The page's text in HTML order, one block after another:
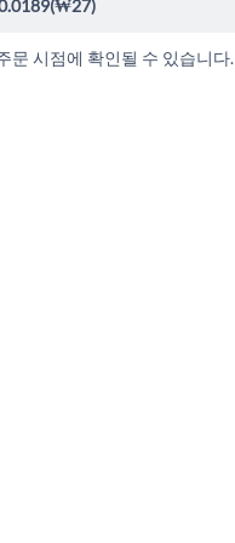
(₩27)
문 시점에 확인될 수 있습니다.